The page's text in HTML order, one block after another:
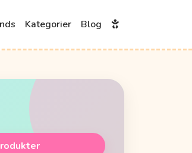
Kategorier Blog